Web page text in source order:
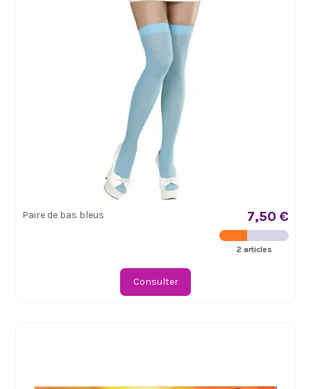
Paire de bas bleus 7,50 €
2 articles
Consulter